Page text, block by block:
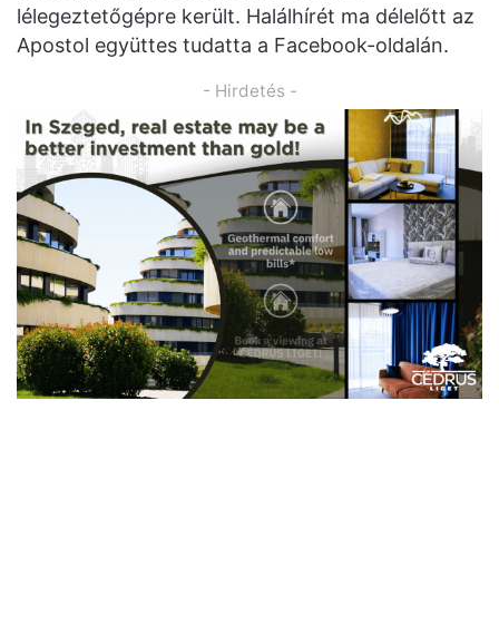
lélegeztetőgépre került. Halálhírét ma délelőtt az
Apostol együttes tudatta a Facebook-oldalán.
- Hirdetés -